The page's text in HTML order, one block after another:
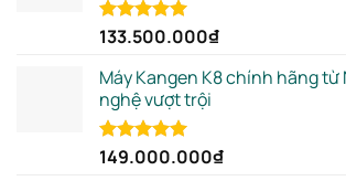
Rated5.00
133.500.000₫
Máy Kangen K8 chính hãng từ
nghệ vượt trội
Rated5.00
149.000.000₫